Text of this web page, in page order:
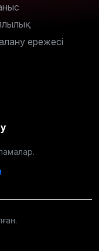
ережесі